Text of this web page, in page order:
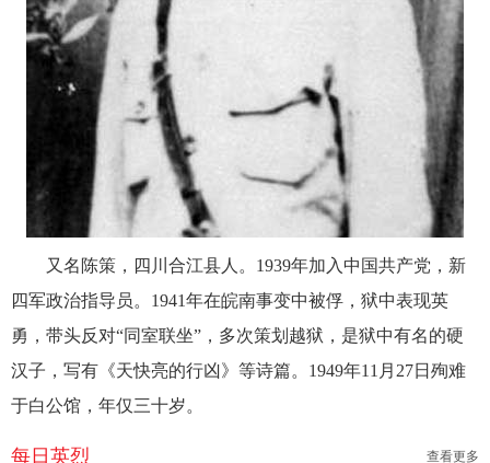
每日英烈 查看更多
又名陈策，四川合江县人。1939年加入中国共产党，新
四军政治指导员。1941年在皖南事变中被俘，狱中表现英
勇，带头反对“同室联坐”，多次策划越狱，是狱中有名的硬
汉子，写有《天快亮的行凶》等诗篇。1949年11月27日殉难
于白公馆，年仅三十岁。